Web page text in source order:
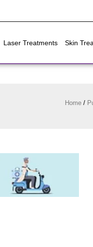
Laser Treatments Skin
Home /